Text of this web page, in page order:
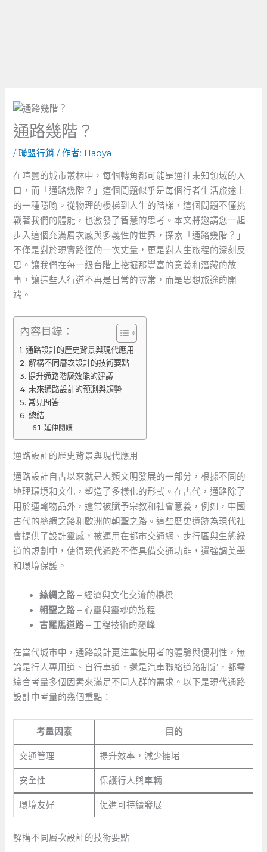
通路幾階？
/聯盟行銷 / 作者: Haoya
在喧囂的城市叢林中，每個轉角都可能是通往未知領域的入
口，而「通路幾階？」這個問題似乎是每個行者生活旅途上
的一種隱喻。從物理的樓梯到人生的階梯，這個問題不僅挑
戰著我們的體能，也激發了智慧的思考。本文將邀請您一起
步入這個充滿層次感與多義性的世界，探索「通路幾階？」
不僅是對於現實路徑的一次丈量，更是對人生旅程的深刻反
思。讓我們在每一級台階上挖掘那豐富的意義和潛藏的故
事，讓這些人行道不再是日常的尋常，而是思想旅途的開
端。
內容目錄：
通路設計的歷史背景與現代應用
解構不同層次設計的技術要點
提升通路階層效能的建議
未來通路設計的預測與趨勢
常見問答
總結
延伸閱讀:
通路設計的歷史背景與現代應用
通路設計自古以來就是人類文明發展的一部分，根據不同的
地理環境和文化，塑造了多樣化的形式。在古代，通路除了
用於運輸物品外，還常被賦予宗教和社會意義，例如，中國
古代的絲綢之路和歐洲的朝聖之路。這些歷史遺跡為現代社
會提供了設計靈感，被運用在都市交通網、步行區與生態綠
道的規劃中，使得現代通路不僅具備交通功能，還強調美學
和環境保護。
絲綢之路 – 經濟與文化交流的橋樑
朝聖之路 – 心靈與靈魂的旅程
古羅馬道路 – 工程技術的巔峰
在當代城市中，通路設計更注重使用者的體驗與便利性，無
論是行人專用道、自行車道，還是汽車聯絡道路制定，都需
綜合考量多個因素來滿足不同人群的需求。以下是現代通路
設計中考量的幾個重點：
考量因素 目的
交通管理 提升效率，減少擁堵
安全性 保護行人與車輛
環境友好 促進可持續發展
解構不同層次設計的技術要點